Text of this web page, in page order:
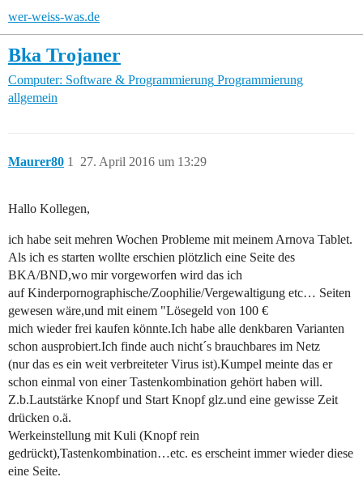
wer-weiss-was.de
Bka Trojaner
Computer: Software & Programmierung Programmierung
allgemein
Maurer80 27. April 2016 um 13:29
1
Hallo Kollegen,
ich habe seit mehren Wochen Probleme mit meinem Arnova Tablet.
Als ich es starten wollte erschien plötzlich eine Seite des
BKA/BND,wo mir vorgeworfen wird das ich
auf Kinderpornographische/Zoophilie/Vergewaltigung etc… Seiten
gewesen wäre,und mit einem "Lösegeld von 100 €
mich wieder frei kaufen könnte.Ich habe alle denkbaren Varianten
schon ausprobiert.Ich finde auch nicht´s brauchbares im Netz
(nur das es ein weit verbreiteter Virus ist).Kumpel meinte das er
schon einmal von einer Tastenkombination gehört haben will.
Z.b.Lautstärke Knopf und Start Knopf glz.und eine gewisse Zeit
drücken o.ä.
Werkeinstellung mit Kuli (Knopf rein
gedrückt),Tastenkombination…etc. es erscheint immer wieder diese
eine Seite.